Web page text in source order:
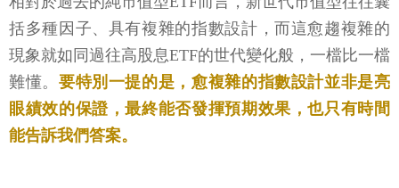
括多種因子、具有複雜的指數設計，而這愈趨複雜的
現象就如同過往高股息ETF的世代變化般，一檔比一檔
難懂。 要特別一提的是，愈複雜的指數設計並非是亮
眼績效的保證，最終能否發揮預期效果，也只有時間
能告訴我們答案。